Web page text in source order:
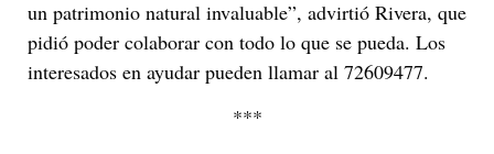
un patrimonio natural invaluable”, advirtió Rivera, que
pidió poder colaborar con todo lo que se pueda. Los
interesados en ayudar pueden llamar al 72609477.
***